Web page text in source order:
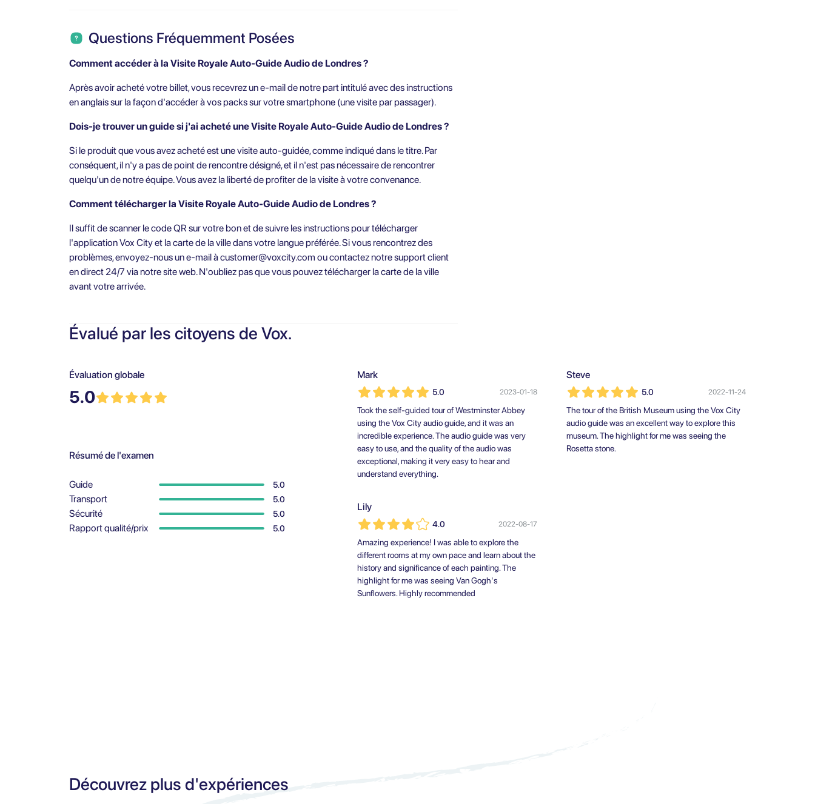
Questions Fréquemment Posées
Comment accéder à la Visite Royale Auto-Guide Audio de Londres ?
Après avoir acheté votre billet, vous recevrez un e-mail de notre part intitulé avec des instructions
en anglais sur la façon d'accéder à vos packs sur votre smartphone (une visite par passager).
Dois-je trouver un guide si j'ai acheté une Visite Royale Auto-Guide Audio de Londres ?
Si le produit que vous avez acheté est une visite auto-guidée, comme indiqué dans le titre. Par
conséquent, il n'y a pas de point de rencontre désigné, et il n'est pas nécessaire de rencontrer
quelqu'un de notre équipe. Vous avez la liberté de profiter de la visite à votre convenance.
Comment télécharger la Visite Royale Auto-Guide Audio de Londres ?
Il suffit de scanner le code QR sur votre bon et de suivre les instructions pour télécharger
l'application Vox City et la carte de la ville dans votre langue préférée. Si vous rencontrez des
problèmes, envoyez-nous un e-mail àcustomer@voxcity.com ou contactez notre support client
en direct 24/7 via notre site web. N'oubliez pas que vous pouvez télécharger la carte de la ville
avant votre arrivée.
Évalué par les citoyens de Vox.
Évaluation globale
5.0
Résumé de l'examen
Guide 5.0
Transport 5.0
Sécurité 5.0
Rapport qualité/prix 5.0
Mark
5.0 2023-01-18
Took the self-guided tour of Westminster Abbey
using the Vox City audio guide, and it was an
incredible experience. The audio guide was very
easy to use, and the quality of the audio was
exceptional, making it very easy to hear and
understand everything.
Steve
5.0 2022-11-24
The tour of the British Museum using the Vox City
audio guide was an excellent way to explore this
museum. The highlight for me was seeing the
Rosetta stone.
Lily
4.0 2022-08-17
Amazing experience! I was able to explore the
different rooms at my own pace and learn about the
history and significance of each painting. The
highlight for me was seeing Van Gogh's
Sunflowers. Highly recommended
Découvrez plus d'expériences